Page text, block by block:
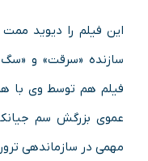
این فیلم را دیوید ممت
سازنده «سرقت» و «سگ
فیلم هم توسط وی با
عموی بزرگش سم
مهمی در سازماندهی